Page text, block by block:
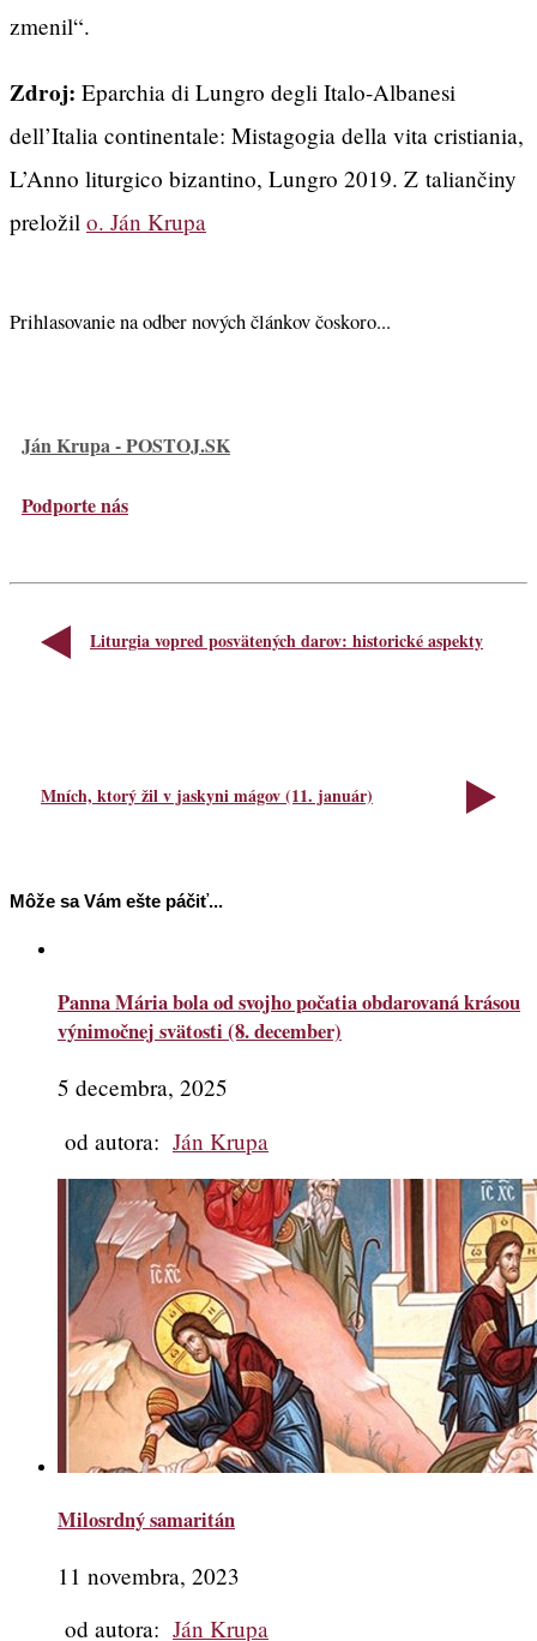
zmenil“.
Zdroj: Eparchia di Lungro degli Italo-Albanesi
dell’Italia continentale: Mistagogia della vita cristiania,
L’Anno liturgico bizantino, Lungro 2019. Z taliančiny
preložil o. Ján Krupa
Prihlasovanie na odber nových článkov čoskoro...
Ján Krupa - POSTOJ.SK
Podporte nás
Liturgia vopred posvätených darov: historické aspekty
Mních, ktorý žil v jaskyni mágov (11. január)
Môže sa Vám ešte páčiť...
Panna Mária bola od svojho počatia obdarovaná krásou
výnimočnej svätosti (8. december)
5 decembra, 2025
od autora: Ján Krupa
Milosrdný samaritán
11 novembra, 2023
od autora: Ján Krupa